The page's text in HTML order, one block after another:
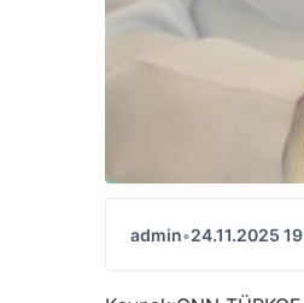
admin•24.11.2025